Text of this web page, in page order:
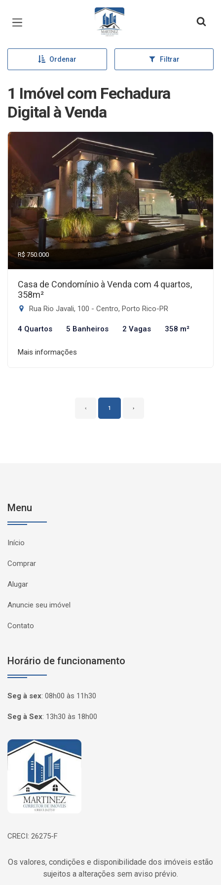
Página inicial
Ordenar Filtrar
1 Imóvel com Fechadura
Digital à Venda
R$ 750.000
Casa de Condomínio à Venda com 4 quartos,
358m²
Rua Rio Javali, 100 - Centro, Porto Rico-PR
4 Quartos 5 Banheiros 2 Vagas 358 m²
Mais informações
‹ 1 ›
Menu
Início
Comprar
Alugar
Anuncie seu imóvel
Contato
Horário de funcionamento
Seg à sex: 08h00 às 11h30
Seg à Sex: 13h30 às 18h00
Página inicial
CRECI: 26275-F
Os valores, condições e disponibilidade dos imóveis estão
sujeitos a alterações sem aviso prévio.